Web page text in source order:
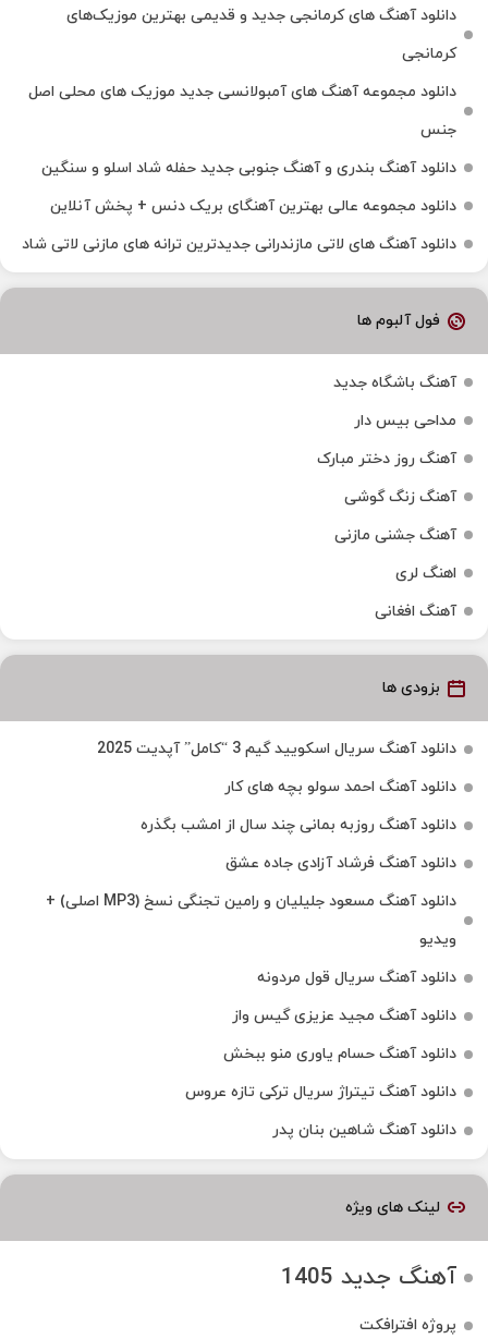
دانلود آهنگ‌ های کرمانجی جدید و قدیمی بهترین موزیک‌های
کرمانجی
دانلود مجموعه آهنگ های آمبولانسی جدید موزیک های محلی اصل
جنس
دانلود آهنگ بندری و آهنگ جنوبی جدید حفله شاد اسلو و سنگین
دانلود مجموعه عالی بهترین آهنگای بریک دنس + پخش آنلاین
دانلود آهنگ‌ های لاتی مازندرانی جدیدترین ترانه های مازنی لاتی شاد
فول آلبوم ها
آهنگ باشگاه جدید
مداحی بیس دار
آهنگ روز دختر مبارک
آهنگ زنگ گوشی
آهنگ جشنی مازنی
اهنگ لری
آهنگ افغانی
بزودی ها
دانلود آهنگ سریال اسکویید گیم 3 “کامل” آپدیت 2025
دانلود آهنگ احمد سولو بچه های کار
دانلود آهنگ روزبه بمانی چند سال از امشب بگذره
دانلود آهنگ فرشاد آزادی جاده عشق
دانلود آهنگ مسعود جلیلیان و رامین تجنگی نسخ (MP3 اصلی) +
ویدیو
دانلود آهنگ سریال قول مردونه
دانلود آهنگ مجید عزیزی گیس واز
دانلود آهنگ حسام یاوری منو ببخش
دانلود آهنگ تیتراژ سریال ترکی تازه عروس
دانلود آهنگ شاهین بنان پدر
لینک های ویژه
آهنگ جدید 1405
پروژه افترافکت